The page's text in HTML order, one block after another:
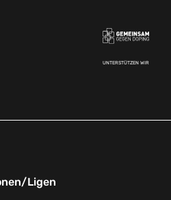
UNTERSTÜTZEN WIR
Ligen